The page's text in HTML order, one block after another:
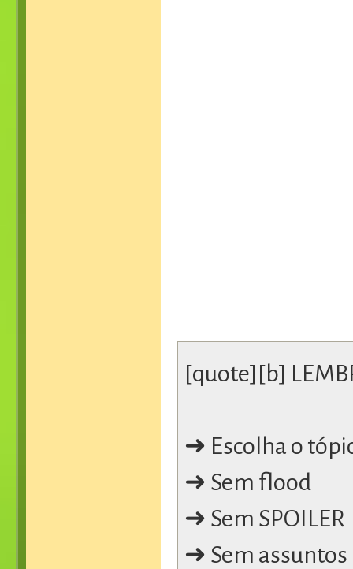
[quote][b]
➜ Escolha o
➜ Sem flood
➜ Sem SPOILER
➜ Sem assuntos